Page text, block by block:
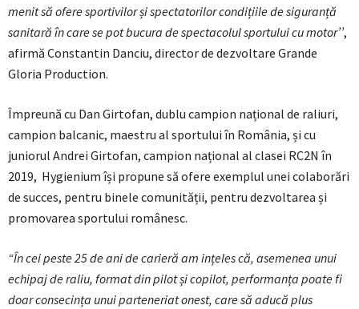
menit să ofere sportivilor și spectatorilor condițiile de siguranță
sanitară în care se pot bucura de spectacolul sportului cu motor’’,
afirmă Constantin Danciu, director de dezvoltare Grande
Gloria Production.
Împreună cu Dan Girtofan, dublu campion național de raliuri,
campion balcanic, maestru al sportului în România, și cu
juniorul Andrei Girtofan, campion național al clasei RC2N în
2019, Hygienium își propune să ofere exemplul unei colaborări
de succes, pentru binele comunității, pentru dezvoltarea și
promovarea sportului românesc.
“În cei peste 25 de ani de carieră am ințeles că, asemenea unui
echipaj de raliu, format din pilot și copilot, performanța poate fi
doar consecința unui parteneriat onest, care să aducă plus